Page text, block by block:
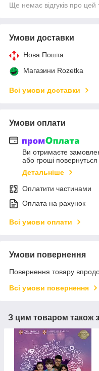
Ще немає відгуків про цей
Умови доставки
Нова Пошта
Магазини Rozetka
Всі умови доставки
Умови оплати
Ви отримаєте
або гроші
Детальніше
Оплатити частинами
Оплата на рахунок
Всі умови оплати
Умови повернення
Повернення товару
Всі умови повернення
З цим товаром також